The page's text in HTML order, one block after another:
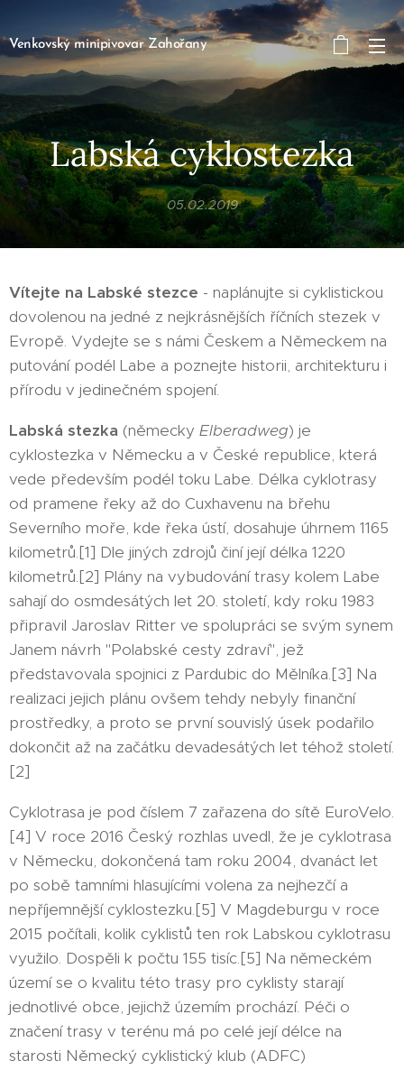
Venkovský minipivovar Zahořany
Labská cyklostezka
05.02.2019
Vítejte na Labské stezce - naplánujte si cyklistickou
dovolenou na jedné z nejkrásnějších říčních stezek v
Evropě. Vydejte se s námi Českem a Německem na
putování podél Labe a poznejte historii, architekturu i
přírodu v jedinečném spojení.
Labská stezka (německy Elberadweg) je
cyklostezka v Německu a v České republice, která
vede především podél toku Labe. Délka cyklotrasy
od pramene řeky až do Cuxhavenu na břehu
Severního moře, kde řeka ústí, dosahuje úhrnem 1165
kilometrů.[1] Dle jiných zdrojů činí její délka 1220
kilometrů.[2] Plány na vybudování trasy kolem Labe
sahají do osmdesátých let 20. století, kdy roku 1983
připravil Jaroslav Ritter ve spolupráci se svým synem
Janem návrh "Polabské cesty zdraví", jež
představovala spojnici z Pardubic do Mělníka.[3] Na
realizaci jejich plánu ovšem tehdy nebyly finanční
prostředky, a proto se první souvislý úsek podařilo
dokončit až na začátku devadesátých let téhož století.
[2]
Cyklotrasa je pod číslem 7 zařazena do sítě EuroVelo.
[4] V roce 2016 Český rozhlas uvedl, že je cyklotrasa
v Německu, dokončená tam roku 2004, dvanáct let
po sobě tamními hlasujícími volena za nejhezčí a
nepříjemnější cyklostezku.[5] V Magdeburgu v roce
2015 počítali, kolik cyklistů ten rok Labskou cyklotrasu
využilo. Dospěli k počtu 155 tisíc.[5] Na německém
území se o kvalitu této trasy pro cyklisty starají
jednotlivé obce, jejichž územím prochází. Péči o
značení trasy v terénu má po celé její délce na
starosti Německý cyklistický klub (ADFC)